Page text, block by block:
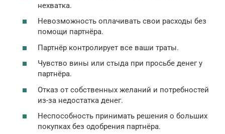
нехватка.
Невозможность оплачивать свои расходы без
помощи партнёра.
Партнёр контролирует все ваши траты.
Чувство вины или стыда при просьбе денег у
партнёра.
Отказ от собственных желаний и потребностей
из-за недостатка денег.
Неспособность принимать решения о больших
покупках без одобрения партнёра.